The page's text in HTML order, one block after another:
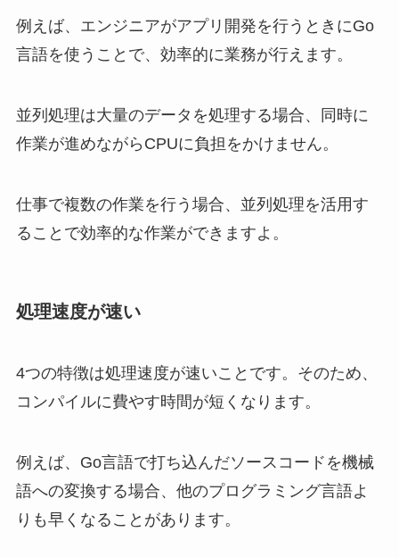
例えば、エンジニアがアプリ開発を行うときにGo
言語を使うことで、効率的に業務が行えます。
並列処理は大量のデータを処理する場合、同時に
作業が進めながらCPUに負担をかけません。
仕事で複数の作業を行う場合、並列処理を活用す
ることで効率的な作業ができますよ。
処理速度が速い
4つの特徴は処理速度が速いことです。そのため、
コンパイルに費やす時間が短くなります。
例えば、Go言語で打ち込んだソースコードを機械
語への変換する場合、他のプログラミング言語よ
りも早くなることがあります。